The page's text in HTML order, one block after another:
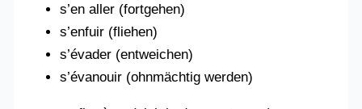
s’en aller (fortgehen)
s’enfuir (fliehen)
s’évader (entweichen)
s’évanouir (ohnmächtig werden)